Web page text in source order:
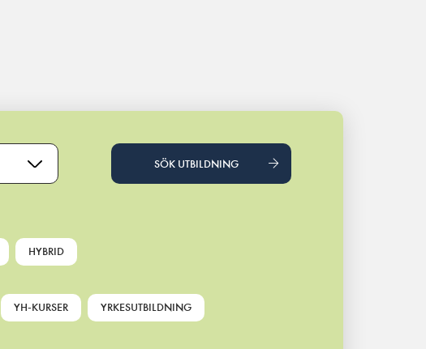
SÖK UTBILDNING
HYBRID
YH-KURSER YRKESUTBILDNING